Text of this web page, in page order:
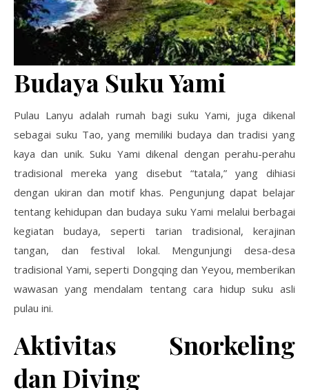
Budaya Suku Yami
Pulau Lanyu adalah rumah bagi suku Yami, juga dikenal
sebagai suku Tao, yang memiliki budaya dan tradisi yang
kaya dan unik. Suku Yami dikenal dengan perahu-perahu
tradisional mereka yang disebut “tatala,” yang dihiasi
dengan ukiran dan motif khas. Pengunjung dapat belajar
tentang kehidupan dan budaya suku Yami melalui berbagai
kegiatan budaya, seperti tarian tradisional, kerajinan
tangan, dan festival lokal. Mengunjungi desa-desa
tradisional Yami, seperti Dongqing dan Yeyou, memberikan
wawasan yang mendalam tentang cara hidup suku asli
pulau ini.
Aktivitas Snorkeling
dan Diving